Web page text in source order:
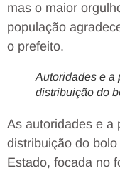
mas o maior
população
o prefeito.
Autoridades e a
distribuição do
As autoridades e a
distribuição do
Estado, focada no